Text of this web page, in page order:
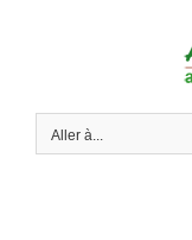
Aller à...